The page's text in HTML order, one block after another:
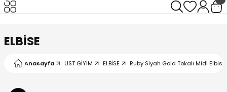
ELBİSE
Anasayfa ÜST GİYİM ELBİSE Ruby Siyah Gold Tokalı Midi Elbise
Geri Dön
Geri Dön
Geri Dön
Geri Dön